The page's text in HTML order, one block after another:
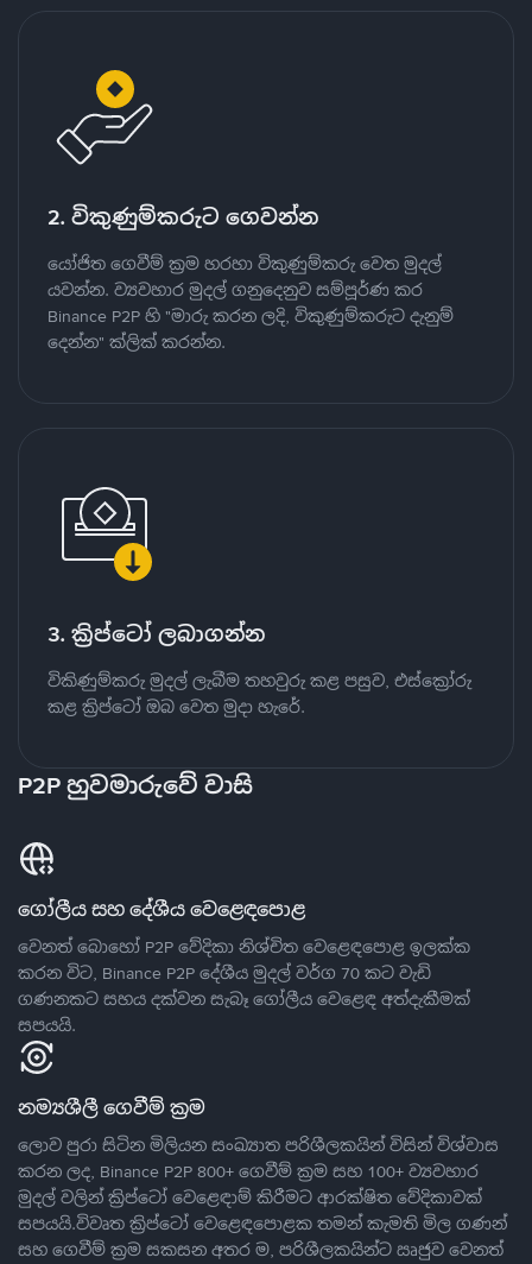
2. විකුණුම්කරුට ගෙවන්න
යෝජිත ගෙවීම් ක්‍රම හරහා විකුණුම්කරු වෙත මුදල්
යවන්න. ව්‍යවහාර මුදල් ගනුදෙනුව සම්පූර්ණ කර
Binance P2P හි "මාරු කරන ලදි, විකුණුම්කරුට දැනුම්
දෙන්න" ක්ලික් කරන්න.
3. ක්‍රිප්ටෝ ලබාගන්න
විකිණුම්කරු මුදල් ලැබීම තහවුරු කළ පසුව, එස්ක්‍රෝරු
කළ ක්‍රිප්ටෝ ඔබ වෙත මුදා හැරේ.
P2P හුවමාරුවේ වාසි
ගෝලීය සහ දේශීය වෙළෙඳපොළ
වෙනත් බොහෝ P2P වේදිකා නිශ්චිත වෙළෙඳපොළ ඉලක්ක
කරන විට, Binance P2P දේශීය මුදල් වර්ග 70 කට වැඩි
ගණනකට සහය දක්වන සැබෑ ගෝලීය වෙළෙඳ අත්දැකීමක්
සපයයි.
නම්‍යශීලී ගෙවීම් ක්‍රම
ලොව පුරා සිටින මිලියන සංඛ්‍යාත පරිශීලකයින් විසින් විශ්වාස
කරන ලද, Binance P2P 800+ ගෙවීම් ක්‍රම සහ 100+ ව්‍යවහාර
මුදල් වලින් ක්‍රිප්ටෝ වෙළෙඳාම් කිරීමට ආරක්ෂිත වේදිකාවක්
සපයයි.විවෘත ක්‍රිප්ටෝ වෙළෙඳපොළක තමන් කැමති මිල ගණන්
සහ ගෙවීම් ක්‍රම සකසන අතර ම, පරිශීලකයින්ට ඍජුව වෙනත්